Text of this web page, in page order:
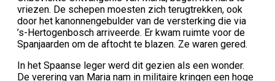
vriezen. De schepen moesten zich terugtrekken, ook
door het kanonnengebulder van de versterking die via
’s-Hertogenbosch arriveerde. Er kwam ruimte voor de
Spanjaarden om de aftocht te blazen. Ze waren gered.
In het Spaanse leger werd dit gezien als een wonder.
De verering van Maria nam in militaire kringen een hoge